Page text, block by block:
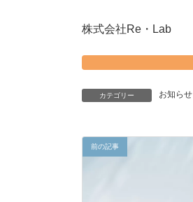
株式会社Re・Lab
カテゴリー お知らせ
前の記事